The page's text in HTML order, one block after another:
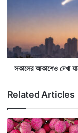
সোনায় ভরা ব্যাগটি
আসেনি। পরদিন
ব্যাগটি তিনি খুঁজে
ক
র্মী
ই
তা
লা
ব
ও
দে
এ
ক
ম
হা
সকালের আকাশেও দেখা
Related Articles